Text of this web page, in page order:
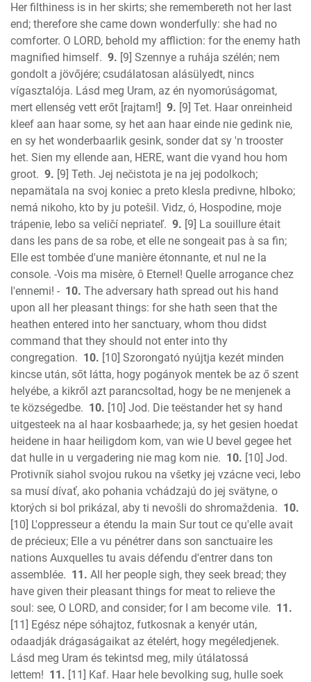
Her filthiness is in her skirts; she remembereth not her last
end; therefore she came down wonderfully: she had no
comforter. O LORD, behold my affliction: for the enemy hath
magnified himself. 9. [9] Szennye a ruhája szélén; nem
gondolt a jövőjére; csudálatosan alásülyedt, nincs
vígasztalója. Lásd meg Uram, az én nyomorúságomat,
mert ellenség vett erőt [rajtam!] 9. [9] Tet. Haar onreinheid
kleef aan haar some, sy het aan haar einde nie gedink nie,
en sy het wonderbaarlik gesink, sonder dat sy 'n trooster
het. Sien my ellende aan, HERE, want die vyand hou hom
groot. 9. [9] Teth. Jej nečistota je na jej podolkoch;
nepamätala na svoj koniec a preto klesla predivne, hlboko;
nemá nikoho, kto by ju potešil. Vidz, ó, Hospodine, moje
trápenie, lebo sa veličí nepriateľ. 9. [9] La souillure était
dans les pans de sa robe, et elle ne songeait pas à sa fin;
Elle est tombée d'une manière étonnante, et nul ne la
console. -Vois ma misère, ô Eternel! Quelle arrogance chez
l'ennemi! - 10. The adversary hath spread out his hand
upon all her pleasant things: for she hath seen that the
heathen entered into her sanctuary, whom thou didst
command that they should not enter into thy
congregation. 10. [10] Szorongató nyújtja kezét minden
kincse után, sőt látta, hogy pogányok mentek be az ő szent
helyébe, a kikről azt parancsoltad, hogy be ne menjenek a
te községedbe. 10. [10] Jod. Die teëstander het sy hand
uitgesteek na al haar kosbaarhede; ja, sy het gesien hoedat
heidene in haar heiligdom kom, van wie U bevel gegee het
dat hulle in u vergadering nie mag kom nie. 10. [10] Jod.
Protivník siahol svojou rukou na všetky jej vzácne veci, lebo
sa musí dívať, ako pohania vchádzajú do jej svätyne, o
ktorých si bol prikázal, aby ti nevošli do shromaždenia. 10.
[10] L'oppresseur a étendu la main Sur tout ce qu'elle avait
de précieux; Elle a vu pénétrer dans son sanctuaire les
nations Auxquelles tu avais défendu d'entrer dans ton
assemblée. 11. All her people sigh, they seek bread; they
have given their pleasant things for meat to relieve the
soul: see, O LORD, and consider; for I am become vile. 11.
[11] Egész népe sóhajtoz, futkosnak a kenyér után,
odaadják drágaságaikat az ételért, hogy megéledjenek.
Lásd meg Uram és tekintsd meg, mily útálatossá
lettem! 11. [11] Kaf. Haar hele bevolking sug, hulle soek